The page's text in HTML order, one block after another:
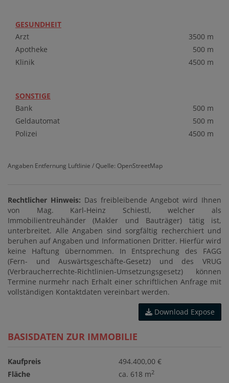
GESUNDHEIT
Arzt
3500 m
Apotheke
500 m
Klinik
4500 m
SONSTIGE
Bank
500 m
Geldautomat
500 m
Polizei
4500 m
Angaben Entfernung Luftlinie / Quelle: OpenStreetMap
Rechtlicher Hinweis: Das freibleibende Angebot wird Ihnen
von Mag. Karl-Heinz Schiestl, welcher als
Immobilientreuhänder (Makler und Bauträger) tätig ist,
unterbreitet. Alle Angaben sind sorgfältig recherchiert und
beruhen auf Angaben und Informationen Dritter. Hierfür wird
keine Haftung übernommen. In Entsprechung des FAGG
(Fern- und Auswärtsgeschäfte-Gesetz) und des VRUG
(Verbraucherrechte-Richtlinien-Umsetzungsgesetz) können
Termine nurmehr nach Erhalt einer schriftlichen Anfrage mit
vollständigen Kontaktdaten vereinbart werden.
Download Expose
BASISDATEN ZUR IMMOBILIE
Kaufpreis
494.400,00 €
Fläche
ca. 618 m2